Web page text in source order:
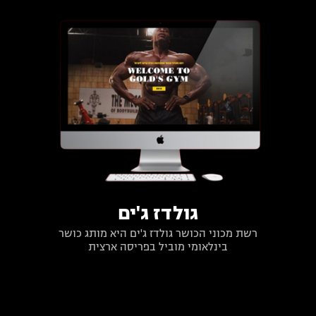
גולדז ג'ים
רשת מכוני הכושר גולדז ג'ים היא מותג כושר
בינלאומי מוביל בפריסה ארצית